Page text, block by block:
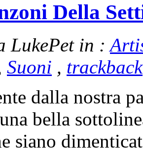
Della
LukePet in :
Suoni , trackback
dalla nostra
bella
siano